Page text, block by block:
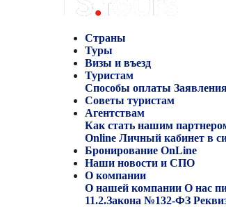
Страны
Туры
Визы и въезд
Туристам
Способы оплаты
Советы туристам
Агентствам
Как стать нашим
Online Личный кабинет в
Бронирование OnLine
Наши новости и СПО
О компании
О нашей компании О нас
11.2.Закона №132-ФЗ